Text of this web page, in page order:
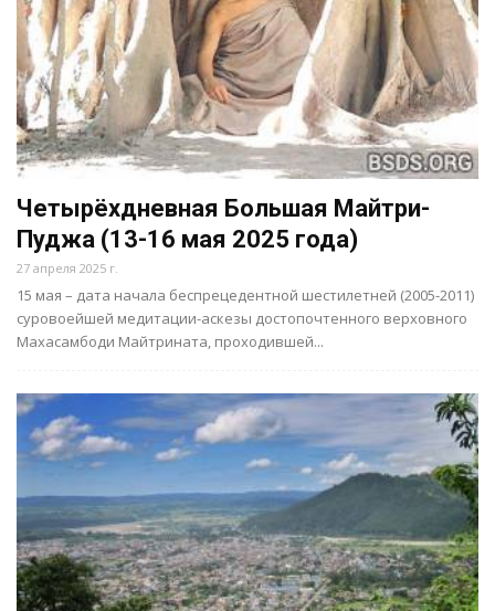
Четырёхдневная Большая Майтри-
Пуджа (13-16 мая 2025 года)
27 апреля 2025 г.
15 мая – дата начала беспрецедентной шестилетней (2005-2011)
суровоейшей медитации-аскезы достопочтенного верховного
Махасамбоди Майтрината, проходившей...